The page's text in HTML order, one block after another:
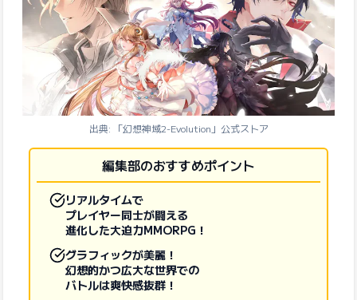
出典: 「幻想神域2-Evolution」公式ストア
編集部のおすすめポイント
リアルタイムで
プレイヤー同士が闘える
進化した大迫力MMORPG！
グラフィックが美麗！
幻想的かつ広大な世界での
バトルは爽快感抜群！